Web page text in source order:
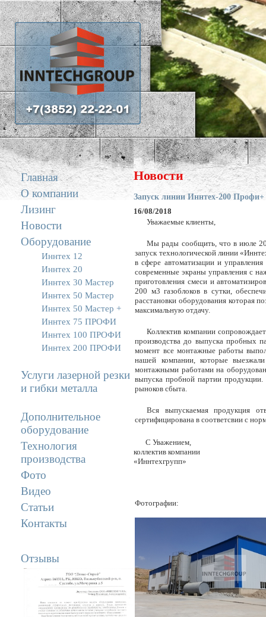
Главная
О компании
Лизинг
Новости
Оборудование
Иннтех 12
Иннтех 20
Иннтех 30 Мастер
Иннтех 50 Мастер
Иннтех 50 Мастер +
Иннтех 75 ПРОФИ
Иннтех 100 ПРОФИ
Иннтех 200 ПРОФИ
Услуги лазерной резки
и гибки металла
Дополнительное
оборудование
Технология
производства
Фото
Видео
Статьи
Контакты
Отзывы
Новости
Запуск линии Иннтех-200
16/08/2018
Уважаемые клиенты,
Мы рады сообщить, что в июле
запуск технологической линии
в сфере автоматизации и
современные экраны управления с
приготовления смеси и
200 м3 газоблоков в сутки,
расстановки оборудования которая
максимальную отдачу.
Коллектив компании
производства до выпуска пробных
момент все монтажные работы
нашей компании, которые
монтажными работами на
выпуска пробной партии
рыноков сбыта.
Вся выпускаемая продукция
сертифицирована в соответсвии с
С Уважением,
коллектив компании
«Иннтехгрупп»
Фотографии:
Задать вопрос